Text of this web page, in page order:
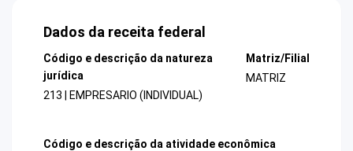
Dados da receita federal
Código e descrição da natureza
jurídica
213 | EMPRESARIO (INDIVIDUAL)
Matriz/Filial
MATRIZ
Código e descrição da atividade econômica